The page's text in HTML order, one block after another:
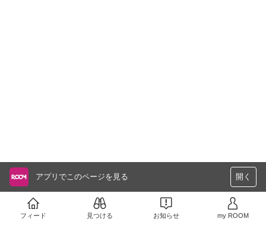
アプリでこのページを見る 開く
フィード 見つける お知らせ my ROOM